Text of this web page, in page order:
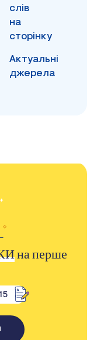
слів
на
сторінку
Актуальні
джерела
на перше